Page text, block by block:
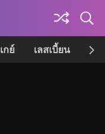
เกย์ เลสเบี้ยน เค